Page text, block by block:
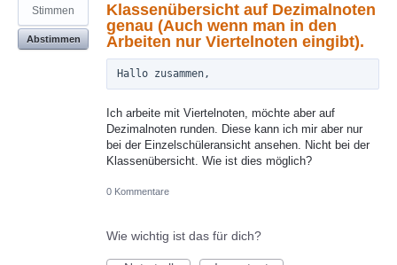
Klassenübersicht auf Dezimalnoten
genau (Auch wenn man in den
Arbeiten nur Viertelnoten eingibt).
Ich arbeite mit Viertelnoten, möchte aber auf
Dezimalnoten runden. Diese kann ich mir aber nur
bei der Einzelschüleransicht ansehen. Nicht bei der
Klassenübersicht. Wie ist dies möglich?
Stimmen
Abstimmen
0 Kommentare
Wie wichtig ist das für dich?